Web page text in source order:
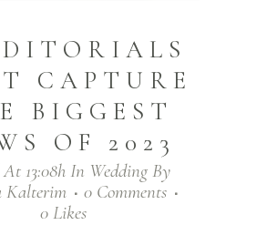
CAPTURE
BIGGEST
OF 2023
13:08hIn Wedding By
Kalterim
0 Comments
0 Likes